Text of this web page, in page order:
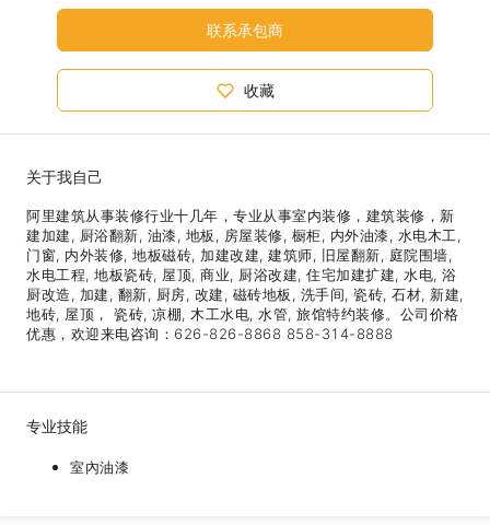
联系承包商
收藏
关于我自己
阿里建筑从事装修行业十几年，专业从事室内装修，建筑装修，新
建加建, 厨浴翻新, 油漆, 地板, 房屋装修, 橱柜, 内外油漆, 水电木工,
门窗, 内外装修, 地板磁砖, 加建改建, 建筑师, 旧屋翻新, 庭院围墙,
水电工程, 地板瓷砖, 屋顶, 商业, 厨浴改建, 住宅加建扩建, 水电, 浴
厨改造, 加建, 翻新, 厨房, 改建, 磁砖地板, 洗手间, 瓷砖, 石材, 新建,
地砖, 屋顶， 瓷砖, 凉棚, 木工水电, 水管, 旅馆特约装修。公司价格
优惠，欢迎来电咨询：626-826-8868 858-314-8888
专业技能
室內油漆